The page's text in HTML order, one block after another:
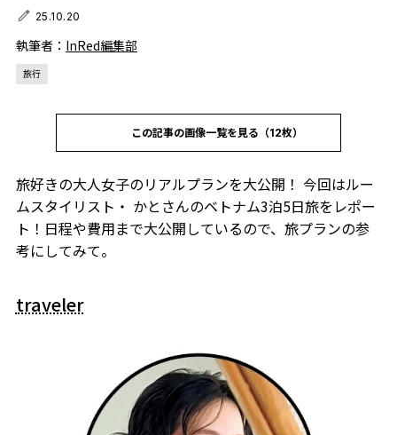
25.10.20
執筆者： InRed編集部
旅行
この記事の画像一覧を見る（12枚）
旅好きの大人女子のリアルプランを大公開！ 今回はルー
ムスタイリスト・ かとさんのベトナム3泊5日旅をレポー
ト！日程や費用まで大公開しているので、旅プランの参
考にしてみて。
traveler